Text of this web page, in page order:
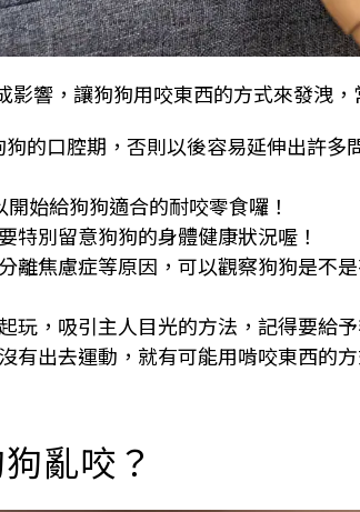
響，讓狗狗用咬東西的方式來發洩，
的口腔期，否則以後容易延伸出許
始給狗狗適合的耐咬零食囉！
特別留意狗狗的身體健康狀況喔！
離焦慮症等原因，可以觀察狗狗是不
，吸引主人目光的方法，記得要給
出去運動，就有可能用啃咬東西的方
亂咬？